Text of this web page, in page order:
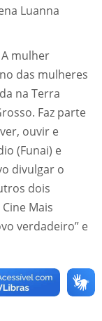
Luanna
A mulher
das mulheres
na Terra
Faz parte
ouvir e
(Funai) e
divulgar o
dois
Mais
verdadeiro” e